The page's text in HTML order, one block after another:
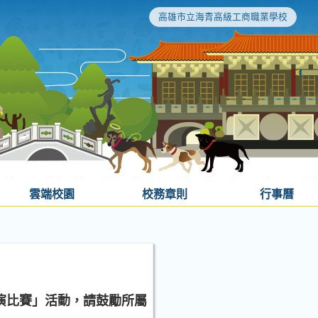
高雄市立海青高級工商職業學校
雲端校園 校務章則 行事曆
比賽」活動，請鼓勵所屬